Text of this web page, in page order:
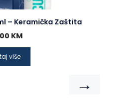
– Keramička Zaštita
KM
više
→